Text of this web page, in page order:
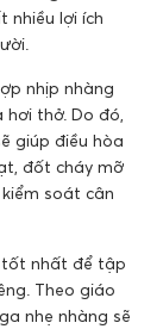
nhiều lợi ích
nhịp nhàng
thở. Do đó,
giúp điều hòa
đốt cháy mỡ
soát cân
tốt nhất để tập
Theo giáo
nhẹ nhàng sẽ